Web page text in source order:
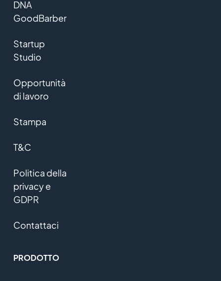
DNA
GoodBarber
Startup
Studio
Opportunità
di lavoro
Stampa
T&C
Politica della
privacy e
GDPR
Contattaci
PRODOTTO